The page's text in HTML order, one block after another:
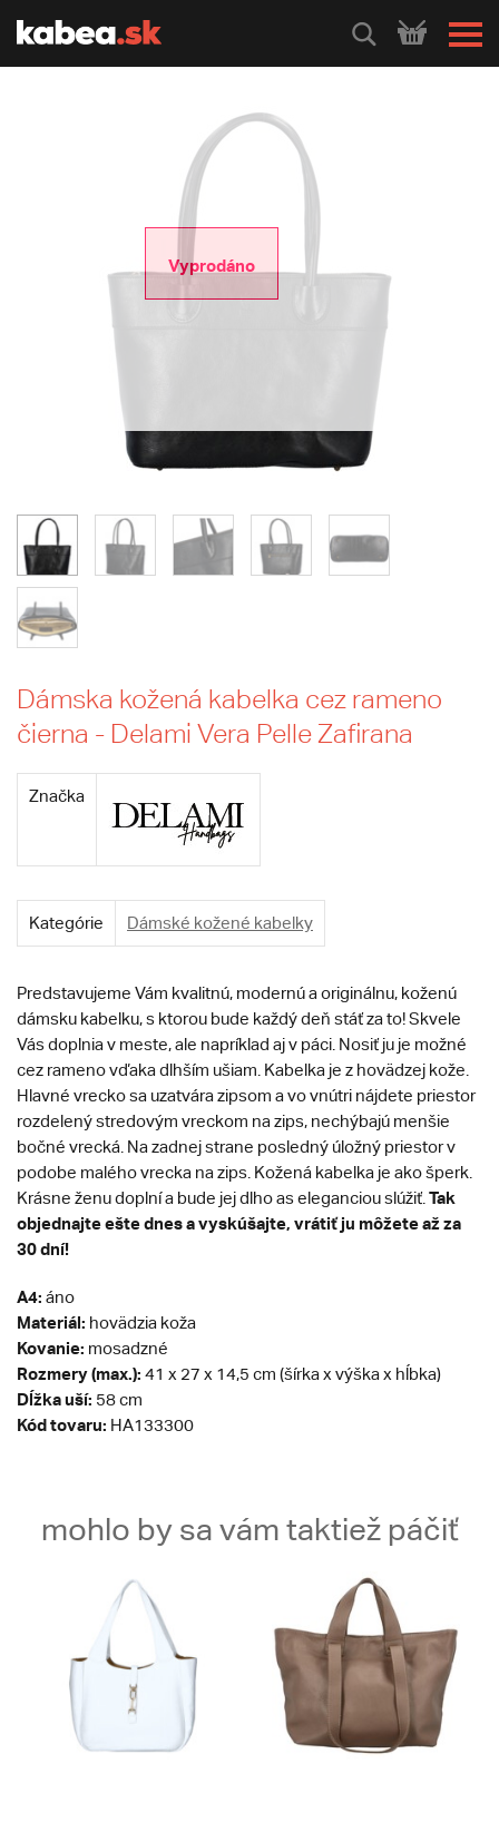
HLEDEJ
Vyprodáno
Dámska kožená kabelka cez rameno
čierna - Delami Vera Pelle Zafirana
Značka
Kategórie Dámské kožené kabelky
Predstavujeme Vám kvalitnú, modernú a originálnu, koženú
dámsku kabelku, s ktorou bude každý deň stáť za to! Skvele
Vás doplnia v meste, ale napríklad aj v páci. Nosiť ju je možné
cez rameno vďaka dlhším ušiam. Kabelka je z hovädzej kože.
Hlavné vrecko sa uzatvára zipsom a vo vnútri nájdete priestor
rozdelený stredovým vreckom na zips, nechýbajú menšie
bočné vrecká. Na zadnej strane posledný úložný priestor v
podobe malého vrecka na zips. Kožená kabelka je ako šperk.
Krásne ženu doplní a bude jej dlho as eleganciou slúžiť. Tak
objednajte ešte dnes a vyskúšajte, vrátiť ju môžete až za
30 dní!
A4: áno
Materiál: hovädzia koža
Kovanie: mosadzné
Rozmery (max.): 41 x 27 x 14,5 cm (šírka x výška x hĺbka)
Dĺžka uší: 58 cm
Kód tovaru: HA133300
mohlo by sa vám taktiež páčiť